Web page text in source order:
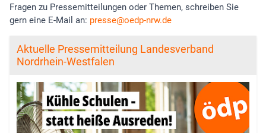
Fragen zu Pressemitteilungen oder Themen, schreiben Sie
gern eine E-Mail an: presse oedp-nrw.de
Aktuelle Pressemitteilung Landesverband
Nordrhein-Westfalen